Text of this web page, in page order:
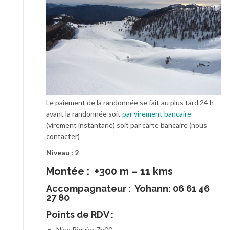
Le paiement de la randonnée se fait au plus tard 24 h
avant la randonnée soit par virement bancaire
(virement instantané) soit par carte bancaire (nous
contacter)
Niveau : 2
Montée : +300 m – 11 kms
Accompagnateur : Yohann: 06 61 46
27 80
Points de RDV :